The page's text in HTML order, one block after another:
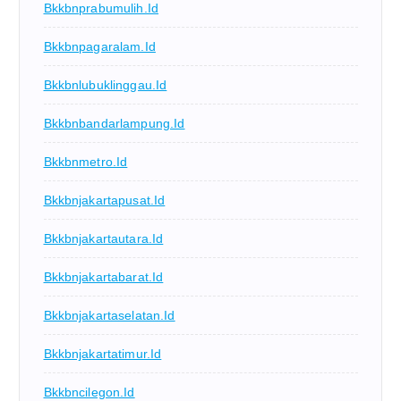
Bkkbnprabumulih.id
Bkkbnpagaralam.id
Bkkbnlubuklinggau.id
Bkkbnbandarlampung.id
Bkkbnmetro.id
Bkkbnjakartapusat.id
Bkkbnjakartautara.id
Bkkbnjakartabarat.id
Bkkbnjakartaselatan.id
Bkkbnjakartatimur.id
Bkkbncilegon.id